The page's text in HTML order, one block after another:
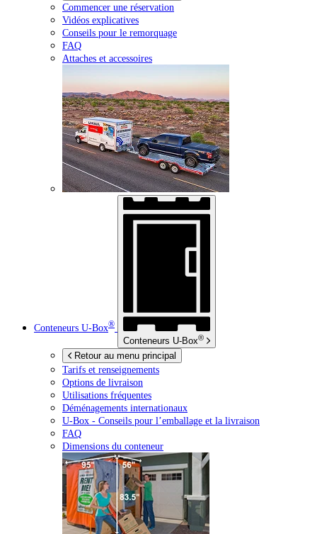
Commencer une réservation
Vidéos explicatives
Conseils pour le remorquage
FAQ
Attaches et accessoires
Conteneurs U-Box®
Conteneurs U-Box®
Retour au menu principal
Tarifs et renseignements
Options de livraison
Utilisations fréquentes
Déménagements internationaux
U-Box - Conseils pour l’emballage et la livraison
FAQ
Dimensions du conteneur